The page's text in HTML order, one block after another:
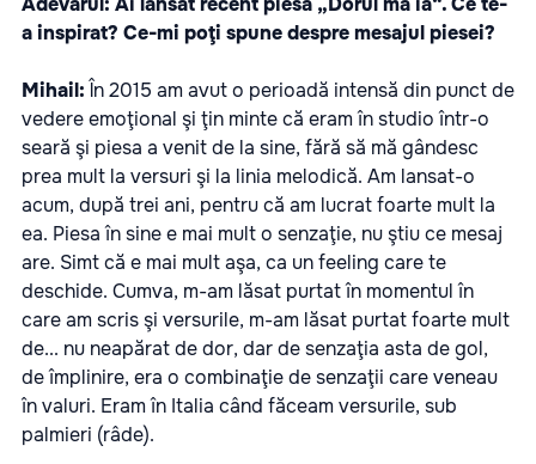
a inspirat? Ce-mi poţi spune despre mesajul piesei?
Mihail:În 2015 am avut o perioadă intensă din punct de
vedere emoţional şi ţin minte că eram în studio într-o
seară şi piesa a venit de la sine, fără să mă gândesc
prea mult la versuri şi la linia melodică. Am lansat-o
acum, după trei ani, pentru că am lucrat foarte mult la
ea. Piesa în sine e mai mult o senzaţie, nu ştiu ce mesaj
are. Simt că e mai mult aşa, ca un feeling care te
deschide. Cumva, m-am lăsat purtat în momentul în
care am scris şi versurile, m-am lăsat purtat foarte mult
de... nu neapărat de dor, dar de senzaţia asta de gol,
de împlinire, era o combinaţie de senzaţii care veneau
în valuri. Eram în Italia când făceam versurile, sub
palmieri (râde).